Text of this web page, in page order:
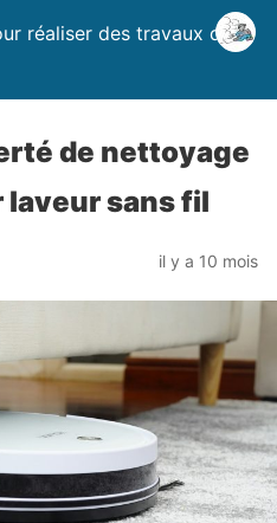
réaliser des travaux dans
de nettoyage
laveur sans fil
il y a 10 mois